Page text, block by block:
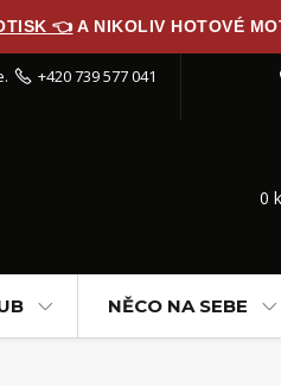
👈 A NIKOLIV HOTOVÉ
+420 739 577 041
0
NĚCO NA SEBE